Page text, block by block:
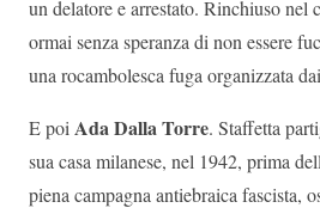
un delatore e arrestato. Rinchiuso nel
ormai senza speranza di non essere
una rocambolesca fuga organizzata
E poiAda Dalla Torre. Staffetta
sua casa milanese, nel 1942, prima
piena campagna antiebraica fascista,